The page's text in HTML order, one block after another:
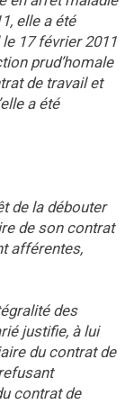
elle a été
17 février 2011
prud’homale
de travail et
a été
de la débouter
de son contrat
afférentes,
des
justifie, à lui
du contrat de
contrat de